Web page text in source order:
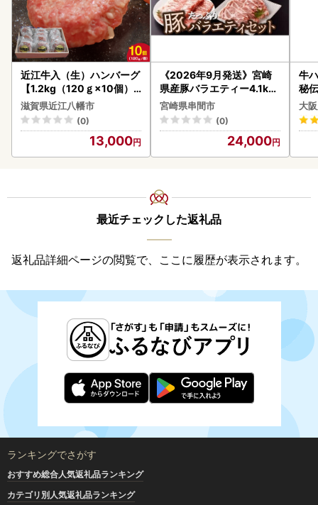
近江牛入（生）ハンバーグ
【1.2kg（120ｇ×10個）
】【AG09W】
滋賀県近江八幡市
(0)
13,000
《2026年9月発送》宮崎
県産豚バラエティー4.1kg
セット_K033-057-2609
宮崎県串間市
(0)
24,000
牛
秘
焼
大
最近チェックした返礼品
返礼品詳細ページの閲覧で、ここに履歴が表示されます。
ランキングでさがす
おすすめ総合人気返礼品ランキング
カテゴリ別人気返礼品ランキング